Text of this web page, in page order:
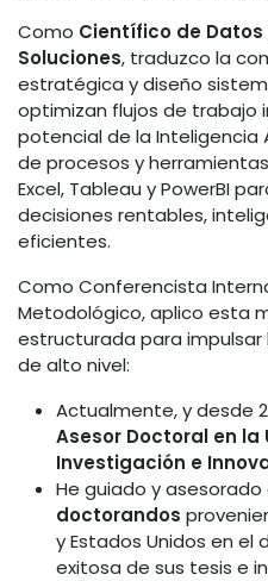
Como Científico de
Soluciones, traduzco la
estratégica y diseño
optimizan flujos de trabajo
potencial de la Inteligencia
de procesos y herramientas
Excel, Tableau y PowerBI
decisiones rentables,
eficientes.
Como Conferencista
Metodológico, aplico esta
estructurada para
de alto nivel:
Actualmente, y desde
Asesor Doctoral en la
Investigación e
He guiado y asesorado
doctorandos
y Estados Unidos en el
exitosa de sus tesis e